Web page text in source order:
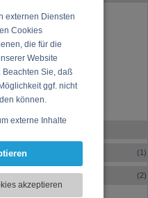
externen Diensten
Cookies
die für die
Website
Sie, daß
ggf. nicht
können.
externe Inhalte
anbieten zu
ggf.
unserer
akzeptieren
2483.htm
(1)
(2)